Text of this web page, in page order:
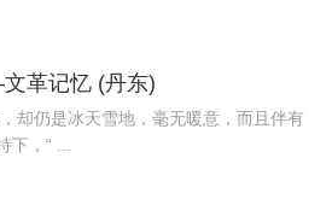
革记忆 (丹东)
却仍是冰天雪地，毫无暖意，而且伴有
，“ ...